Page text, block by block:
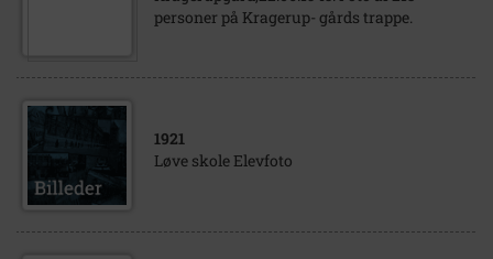
personer på Kragerup- gårds trappe.
1921
Løve skole Elevfoto